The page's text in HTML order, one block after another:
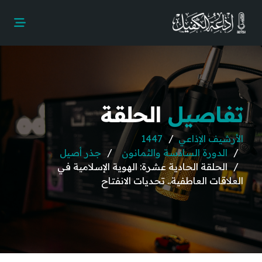
تفاصيل الحلقة
الأرشيف الإذاعي
1447
الدورة السادسة والثمانون
جذر أصيل
الحلقة الحادية عشرة: الهوية الإسلامية في
العلاقات العاطفية.. تحديات الانفتاح